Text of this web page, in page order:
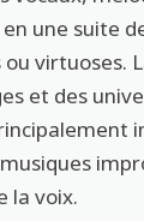
une suite
virtuoses.
et des
la voix.